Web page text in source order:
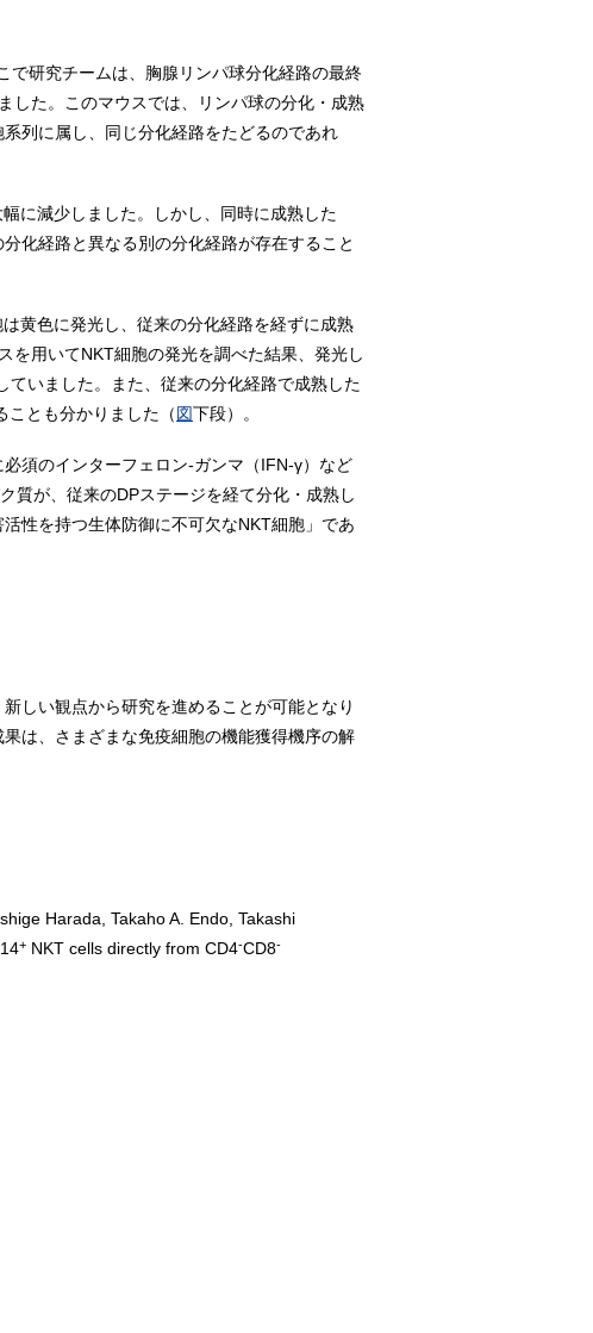
で研究チームは、胸腺リンパ球分化経路の最終
した。このマウスでは、リンパ球の分化・成熟
列に属し、同じ分化経路をたどるのであれ
に減少しました。しかし、同時に成熟した
化経路と異なる別の分化経路が存在すること
黄色に発光し、従来の分化経路を経ずに成熟
を用いてNKT細胞の発光を調べた結果、発光し
いました。また、従来の分化経路で成熟した
ことも分かりました（図下段）。
須のインターフェロン-ガンマ（IFN-γ）など
質が、従来のDPステージを経て分化・成熟し
性を持つ生体防御に不可欠なNKT細胞」であ
しい観点から研究を進めることが可能となり
は、さまざまな免疫細胞の機能獲得機序の解
Harada, Takaho A. Endo, Takashi
+ NKT cells directly from CD4-CD8-